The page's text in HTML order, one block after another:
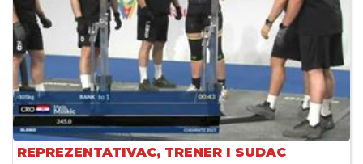
REPREZENTATIVAC, TRENER I SUDAC